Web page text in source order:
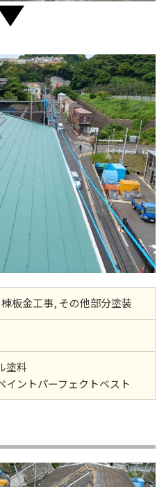
板金工事, その他部分塗装
塗料
イントパーフェクトベスト